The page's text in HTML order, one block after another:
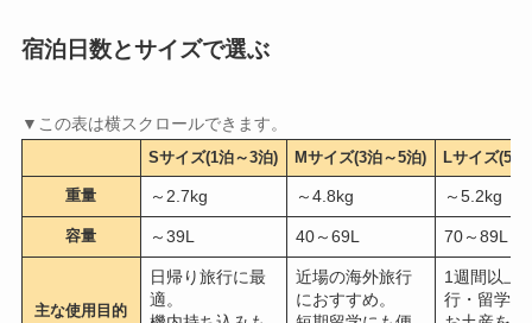
宿泊日数とサイズで選ぶ
Sサイズ(1泊～3泊) Mサイズ(3泊～5泊) Lサイズ(5泊
重量 ～2.7kg ～4.8kg ～5.2kg
容量 ～39L 40～69L 70～89L
主な使用目的
日帰り旅行に最
適。
近場の海外旅行
におすすめ。
1週間以上
行・留学に